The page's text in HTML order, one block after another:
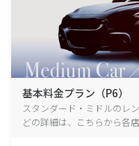
基本料金プラン（P6）
スタンダード・ミドルのレ
どの詳細は、こちらから各